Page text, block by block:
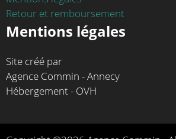
Retour et remboursement
Mentions légales
Site créé par
Agence Commin - Annecy
Hébergement - OVH